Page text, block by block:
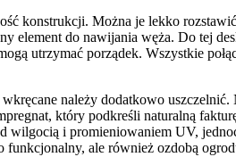
konstrukcji. Można je lekko
element do nawijania węża. Do tej
utrzymać porządek. Wszystkie
należy dodatkowo
który podkreśli naturalną
i promieniowaniem UV,
funkcjonalny, ale również ozdobą